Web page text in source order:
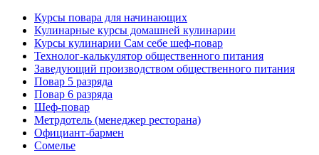
Курсы повара для начинающих
Кулинарные курсы домашней кулинарии
Курсы кулинарии Сам себе шеф-повар
Технолог-калькулятор общественного питания
Заведующий производством общественного питания
Повар 5 разряда
Повар 6 разряда
Шеф-повар
Метрдотель (менеджер ресторана)
Официант-бармен
Сомелье